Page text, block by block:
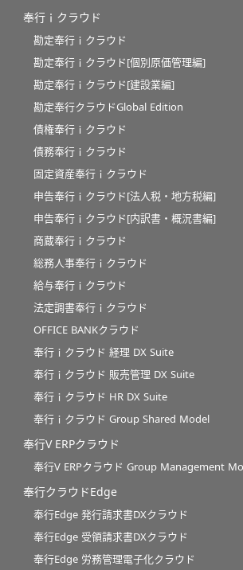
奉行ｉクラウド
勘定奉行ｉクラウド
勘定奉行ｉクラウド[個別原価管理編]
勘定奉行ｉクラウド[建設業編]
勘定奉行クラウドGlobal Edition
債権奉行ｉクラウド
債務奉行ｉクラウド
固定資産奉行ｉクラウド
申告奉行ｉクラウド[法人税・地方税編]
申告奉行ｉクラウド[内訳書・概況書編]
商蔵奉行ｉクラウド
総務人事奉行ｉクラウド
給与奉行ｉクラウド
法定調書奉行ｉクラウド
OFFICE BANKクラウド
奉行ｉクラウド 経理 DX Suite
奉行ｉクラウド 販売管理 DX Suite
奉行ｉクラウド HR DX Suite
奉行ｉクラウド Group Shared Model
奉行V ERPクラウド
奉行V ERPクラウド Group Management
奉行クラウドEdge
奉行Edge 発行請求書DXクラウド
奉行Edge 受領請求書DXクラウド
奉行Edge 労務管理電子化クラウド